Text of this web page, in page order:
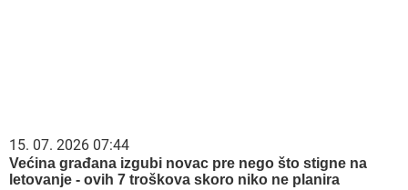
15. 07. 2026 07:44
Većina građana izgubi novac pre nego što stigne na
letovanje - ovih 7 troškova skoro niko ne planira